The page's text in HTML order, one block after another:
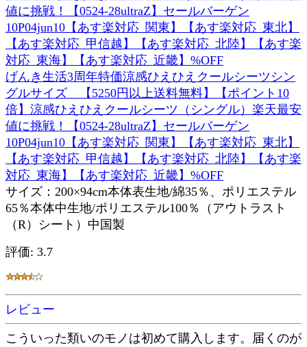
げんき生活3周年特価涼感ひえひえクールシーツシン
グルサイズ 【5250円以上送料無料】【ポイント10
倍】涼感ひえひえクールシーツ（シングル）楽天最安
値に挑戦！【0524-28ultraZ】セールバーゲン
10P04jun10【あす楽対応_関東】【あす楽対応_東北】
【あす楽対応_甲信越】【あす楽対応_北陸】【あす楽
対応_東海】【あす楽対応_近畿】%OFF
サイズ：200×94cm本体表生地/綿35％、ポリエステル
65％本体中生地/ポリエステル100％（アウトラスト
（R）シート）中国製
評価: 3.7
レビュー
こういった類いのモノは初めて購入します。届くのが